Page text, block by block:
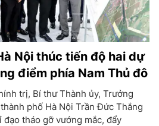
Nội thúc tiến độ hai dự
điểm phía Nam Thủ đô
trị, Bí thư Thành ủy, Trưởng
phố Hà Nội Trần Đức Thắng
tháo gỡ vướng mắc, đẩy